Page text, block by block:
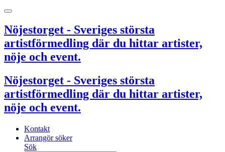
Nöjestorget - Sveriges största
artistförmedling där du hittar artister,
nöje och event.
Nöjestorget - Sveriges största
artistförmedling där du hittar artister,
nöje och event.
Kontakt
Arrangör söker
Sök